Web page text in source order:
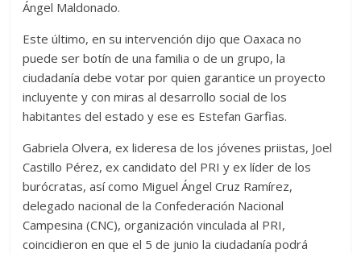
Ángel Maldonado.
Este último, en su intervención dijo que Oaxaca no
puede ser botín de una familia o de un grupo, la
ciudadanía debe votar por quien garantice un proyecto
incluyente y con miras al desarrollo social de los
habitantes del estado y ese es Estefan Garfias.
Gabriela Olvera, ex lideresa de los jóvenes priistas, Joel
Castillo Pérez, ex candidato del PRI y ex líder de los
burócratas, así como Miguel Ángel Cruz Ramírez,
delegado nacional de la Confederación Nacional
Campesina (CNC), organización vinculada al PRI,
coincidieron en que el 5 de junio la ciudadanía podrá